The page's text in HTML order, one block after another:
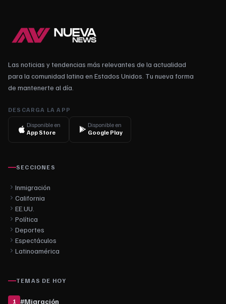
Las noticias y tendencias más relevantes de la actualidad
para la comunidad latina en Estados Unidos. Tu nueva forma
de mantenerte al día.
DESCARGA LA APP
Disponible en
App Store
Disponible en
Google Play
SECCIONES
Inmigración
California
EE.UU.
Política
Deportes
Espectáculos
Latinoamérica
TEMAS DE HOY
1 #Migración